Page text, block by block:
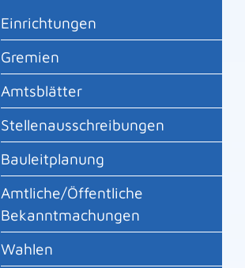
Einrichtungen
Gremien
Amtsblätter
Stellenausschreibungen
Bauleitplanung
Amtliche/Öffentliche
Bekanntmachungen
Wahlen